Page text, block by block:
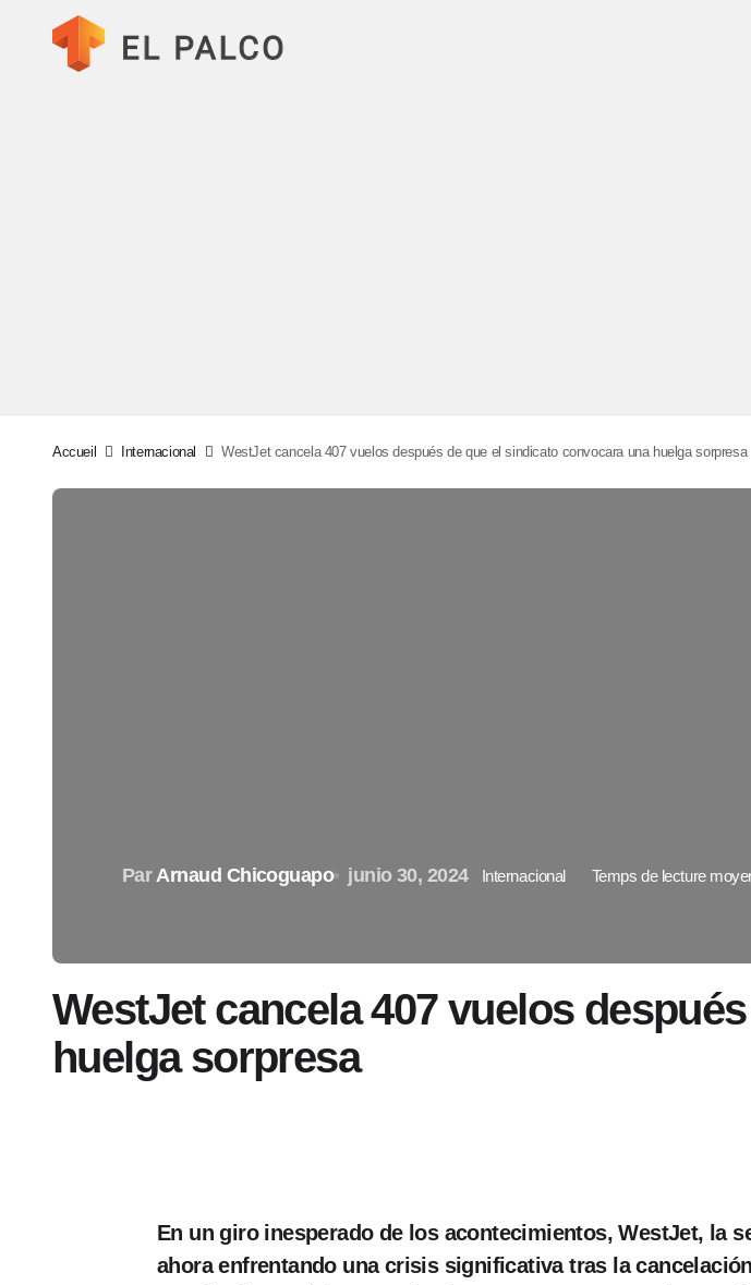
Accueil Internacional WestJet cancela 407 vuelos después de que el sindicato convocara una huelga sorpresa
Par Arnaud Chicoguapo junio 30, 2024 Internacional Temps de lecture
WestJet cancela 407 vuelos
huelga sorpresa
En un giro inesperado de los acontecimientos, WestJet, la
ahora enfrentando una crisis significativa tras la